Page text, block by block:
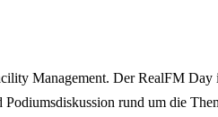
Management. Der RealFM
rund um die